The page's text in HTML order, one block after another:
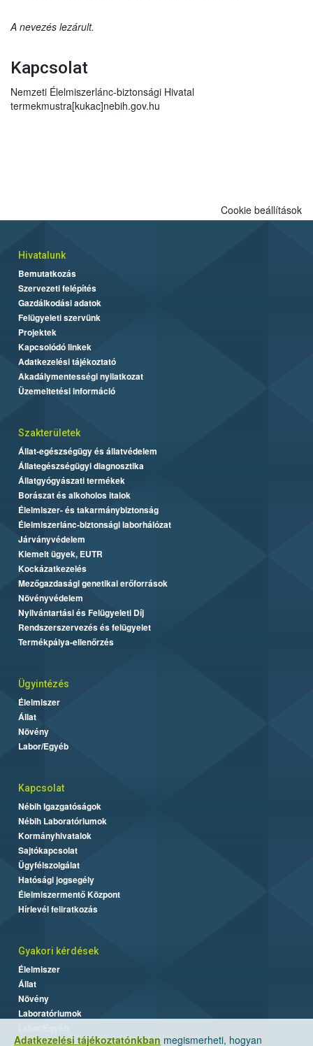
A nevezés lezárult.
Kapcsolat
Nemzeti Élelmiszerlánc-biztonsági Hivatal
termekmustra[kukac]nebih.gov.hu
Adatkezelési tájékoztatónkban megismerheti, hogyan
Cookie beállítások
Hivatalunk
Bemutatkozás
Szervezeti felépítés
Gazdálkodási adatok
Felügyeleti szervünk
Projektek
Kapcsolódó linkek
Adatkezelési tájékoztató
Akadálymentességi nyilatkozat
Üzemeltetési információ
Szakterületek
Állat-egészségügy és állatvédelem
Állategészségügyi diagnosztika
Állatgyógyászati termékek
Borászat és alkoholos italok
Élelmiszer- és takarmánybiztonság
Élelmiszerlánc-biztonsági laborhálózat
Járványvédelem
Kiemelt ügyek, EUTR
Kockázatkezelés
Mezőgazdasági genetikai erőforrások
Növényvédelem
Nyilvántartási és Felügyeleti Díj
Rendszerszervezés és felügyelet
Termékpálya-ellenőrzés
Ügyintézés
Élelmiszer
Állat
Növény
Labor/Egyéb
Kapcsolat
Nébih Igazgatóságok
Nébih Laboratóriumok
Kormányhivatalok
Sajtókapcsolat
Ügyfélszolgálat
Hatósági jogsegély
Élelmiszermentő Központ
Hírlevél feliratkozás
Gyakori kérdések
Élelmiszer
Állat
Növény
Laboratóriumok